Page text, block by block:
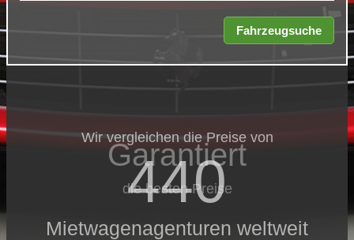
Wir vergleichen die Preise von
440
Mietwagenagenturen weltweit
Garantiert
die besten Preise